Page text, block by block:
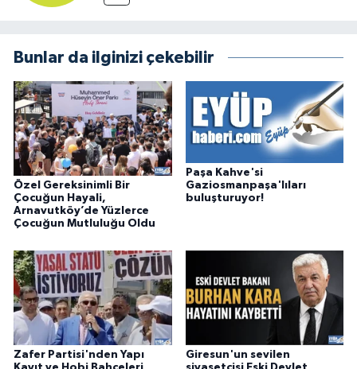
Bunlar da ilginizi çekebilir
Özel Gereksinimli Bir
Çocuğun Hayali,
Arnavutköy’de Yüzlerce
Çocuğun Mutluluğu Oldu
Paşa Kahve'si
Gaziosmanpaşa'lıları
buluşturuyor!
Zafer Partisi'nden Yapı
Giresun'un sevilen